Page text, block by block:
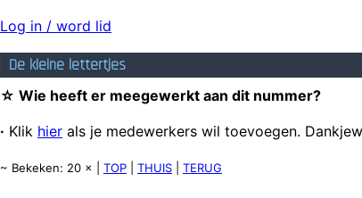
Log in / word lid
De kleine lettertjes
☆ Wie heeft er meegewerkt aan dit nummer?
· Klik hier als je medewerkers wil toevoegen.
~ Bekeken: 20 × | TOP THUIS TERUG